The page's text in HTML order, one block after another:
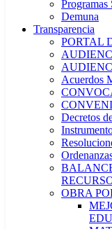
Programas
Demuna
Transparencia
PORTAL
Acuerdos
Decretos
OBRA